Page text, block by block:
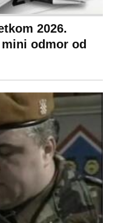
2026.
odmor od